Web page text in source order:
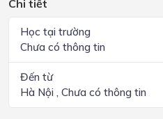
Chi tiết
Học tại trường
Chưa có thông tin
Đến từ
Hà Nội , Chưa có thông tin